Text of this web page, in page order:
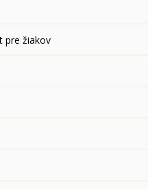
pre žiakov